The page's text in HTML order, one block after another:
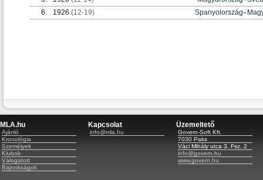
6.
1926 (12-19) Spanyolország-
MLA.hu
Ajánló
Kronológia
Személyek
Klubok
Válogatott
Bajnokságok
Kapcsolat
info@mla.hu
Üzemeltető
Govern-Soft Kft.
7030 Paks
Váci Mihály utca 3. Fsz. 2
info@govern.hu
www.govern.hu